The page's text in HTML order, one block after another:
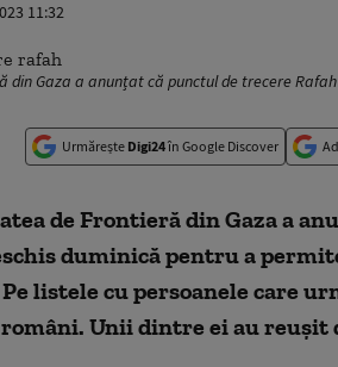
11:32
Gaza a anunțat că punctul de trecere
Urmărește Digi24în Google Discover
de Frontieră din Gaza a
duminică pentru a
listele cu persoanele care
Unii dintre ei au reușit